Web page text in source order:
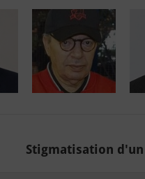
Stigmatisation d'un